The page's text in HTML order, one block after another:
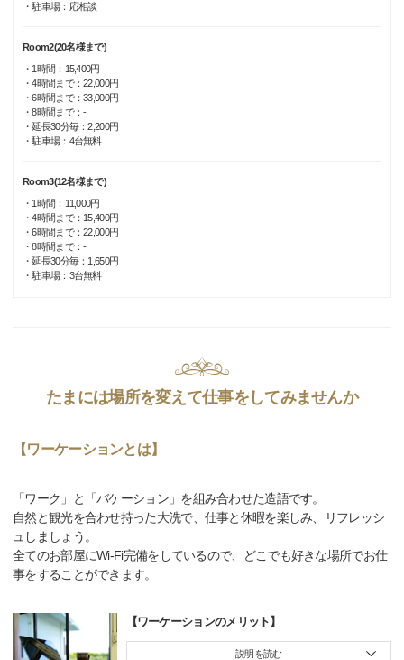
・駐車場：応相談
Room2(20名様まで)
・1時間：15,400円
・4時間まで：22,000円
・6時間まで：33,000円
・8時間まで：-
・延長30分毎：2,200円
・駐車場：4台無料
Room3(12名様まで)
・1時間：11,000円
・4時間まで：15,400円
・6時間まで：22,000円
・8時間まで：-
・延長30分毎：1,650円
・駐車場：3台無料
たまには場所を変えて仕事をしてみませんか
【ワーケーションとは】
「ワーク」と「バケーション」を組み合わせた造語です。
自然と観光を合わせ持った大洗で、仕事と休暇を楽しみ、リフレッシ
ュしましょう。
全てのお部屋にWi-Fi完備をしているので、どこでも好きな場所でお仕
事をすることができます。
【ワーケーションのメリット】
説明を読む